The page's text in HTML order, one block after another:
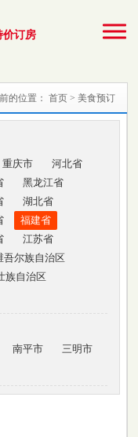
价订房
的位置： 首页 > 美食预订
重庆市
河北省
黑龙江省
湖北省
福建省
江苏省
吾尔族自治区
族自治区
南平市
三明市